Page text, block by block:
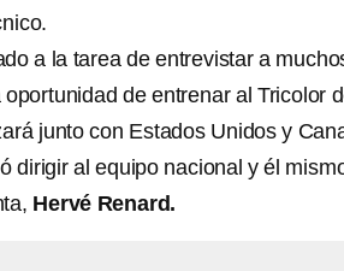
a la tarea de entrevistar a
de entrenar al Tricolor
junto con Estados Unidos y
dirigir al equipo nacional y él
Hervé Renard.